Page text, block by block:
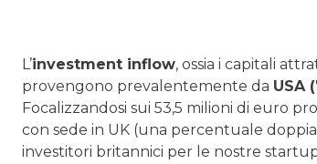
L’investment inflow, ossia i capitali
provengono prevalentemente da USA
Focalizzandosi sui 53,5 milioni di euro
con sede in UK (una percentuale
investitori britannici per le nostre